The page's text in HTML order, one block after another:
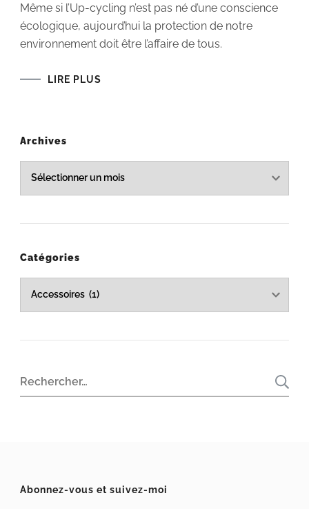
C’EST
?
Même si l’Up-cycling n’est pas né d’une conscience
écologique, aujourd’hui la protection de notre
environnement doit être l’affaire de tous.
LIRE PLUS
Archives
Archives
Catégories
Catégories
Rechercher :
Abonnez-vous et suivez-moi